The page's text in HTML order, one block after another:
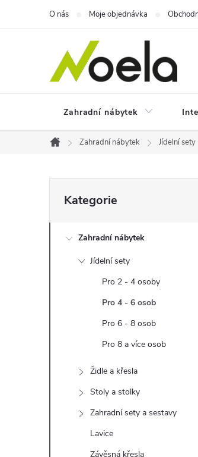
O nás Moje objednávka
Zahradní nábytek
Domů
Zahradní nábytek Jídelní sety
o
kategorie
Kategorie
Zahradní nábytek
Jídelní sety
Pro 2 - 4 osoby
Pro 4 - 6 osob
Pro 6 - 8 osob
Pro 8 a více osob
Židle a křesla
Stoly a stolky
Zahradní sety a sestavy
Lavice
Závěsná křesla